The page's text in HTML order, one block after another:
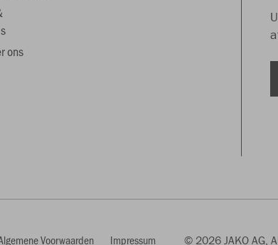
ons
Voorwaarden Impressum © 2026 JAKO AG,